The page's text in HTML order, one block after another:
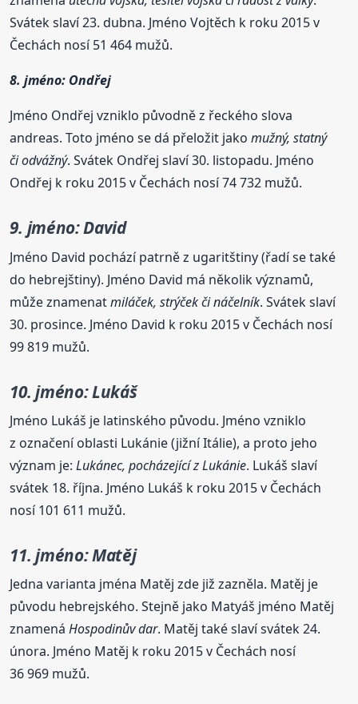
Svátek slaví 23. dubna. Jméno Vojtěch k roku 2015 v
Čechách nosí 51 464 mužů.
8. jméno: Ondřej
Jméno Ondřej vzniklo původně z řeckého slova
andreas. Toto jméno se dá přeložit jakomužný, statný
či odvážný. Svátek Ondřej slaví 30. listopadu. Jméno
Ondřej k roku 2015 v Čechách nosí 74 732 mužů.
9. jméno: David
Jméno David pochází patrně z ugaritštiny (řadí se také
do hebrejštiny). Jméno David má několik významů,
může znamenatmiláček, strýček či náčelník. Svátek slaví
30. prosince. Jméno David k roku 2015 v Čechách nosí
99 819 mužů.
10. jméno: Lukáš
Jméno Lukáš je latinského původu. Jméno vzniklo
z označení oblasti Lukánie (jižní Itálie), a proto jeho
význam je:Lukánec, pocházející z Lukánie. Lukáš slaví
svátek 18. října. Jméno Lukáš k roku 2015 v Čechách
nosí 101 611 mužů.
11. jméno: Matěj
Jedna varianta jména Matěj zde již zazněla. Matěj je
původu hebrejského. Stejně jako Matyáš jméno Matěj
znamenáHospodinův dar. Matěj také slaví svátek 24.
února. Jméno Matěj k roku 2015 v Čechách nosí
36 969 mužů.